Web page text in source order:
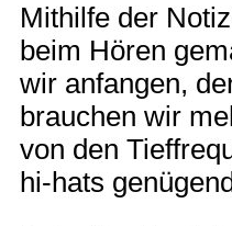
Mithilfe der
beim Hören
wir anfangen,
brauchen wir
von den
hi-hats genügend